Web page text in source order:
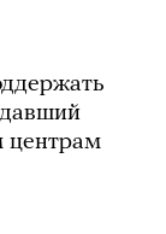
центрам